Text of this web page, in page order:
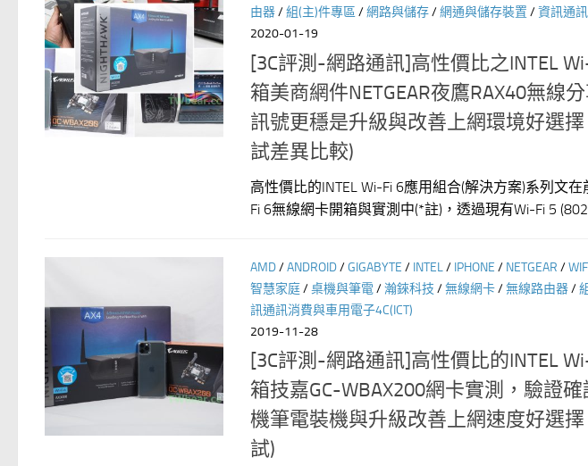
由器/組(主)件專區 /網路與儲存/網通與儲存裝置 /資訊通
2020-01-19
[3C評測-網路通訊]高性價比之INTEL
箱美商網件NETGEAR夜鷹RAX40無線
訊號更穩是升級與改善上網環境好選擇
試差異比較)
高性價比的INTEL Wi-Fi 6應用組合(解決方案)系列文
Fi 6無線網卡開箱與實測中(*註)，透過現有Wi-Fi 5
AMD/ANDROID/GIGABYTE / INTEL/ IPHONE / NETGEAR /
智慧家庭/桌機與筆電/瀚錸科技 /無線網卡/無線路由器/
訊通訊消費與車用電子4C(ICT)
2019-11-28
[3C評測-網路通訊]高性價比的INTEL
箱技嘉GC-WBAX200網卡實測，驗證
機筆電裝機與升級改善上網速度好選
試)